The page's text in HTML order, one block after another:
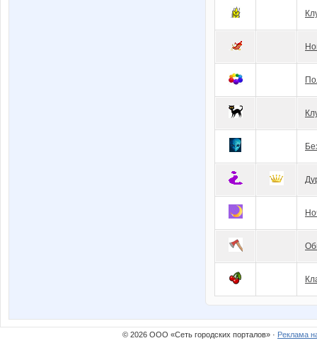
© 2026 ООО «Сеть городских порталов» · Реклама